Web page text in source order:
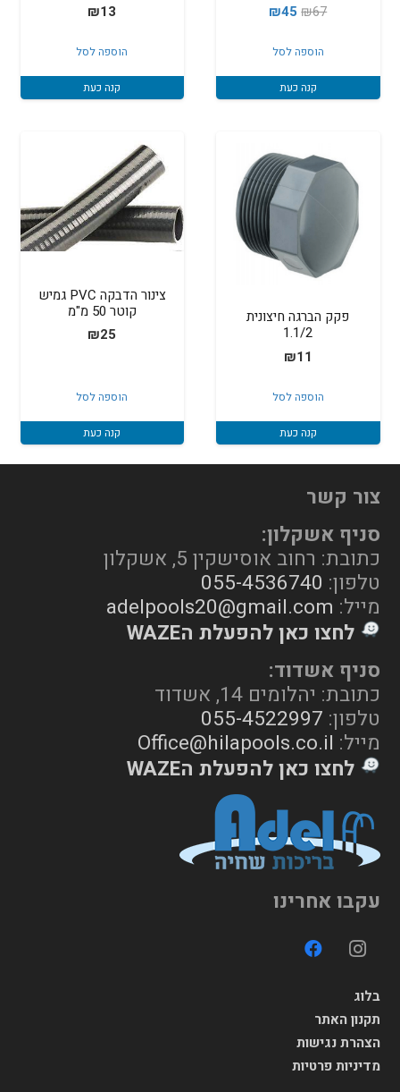
₪67
המחיר
היה:
₪67.
₪45 המחיר
₪45.
הוספה לסל
קנה כעת
₪13
הוספה לסל
קנה כעת
פקק הברגה חיצונית
1.1/2
₪11
הוספה לסל
קנה כעת
צינור הדבקה PVC גמיש
קוטר 50 מ"מ
₪25
הוספה לסל
קנה כעת
צור קשר
סניף אשקלון:
כתובת: רחוב אוסישקין 5, אשקלון
טלפון: 055-4536740
מייל: adelpools20@gmail.com
לחצו כאן להפעלת הWAZE
סניף אשדוד:
כתובת: יהלומים 14, אשדוד
טלפון: 055-4522997
מייל: Office@hilapools.co.il
לחצו כאן להפעלת הWAZE
עקבו אחרינו
בלוג
תקנון האתר
הצהרת נגישות
מדיניות פרטיות